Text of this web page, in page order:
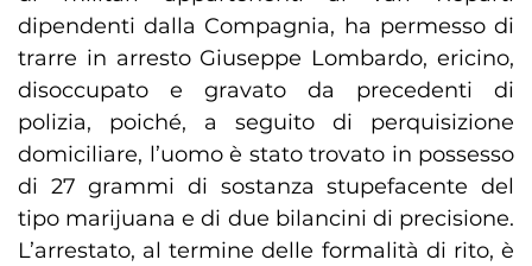
dipendenti dalla Compagnia, ha permesso di
trarre in arresto Giuseppe Lombardo, ericino,
disoccupato e gravato da precedenti di
polizia, poiché, a seguito di perquisizione
domiciliare, l’uomo è stato trovato in possesso
di 27 grammi di sostanza stupefacente del
tipo marijuana e di due bilancini di precisione.
L’arrestato, al termine delle formalità di rito, è